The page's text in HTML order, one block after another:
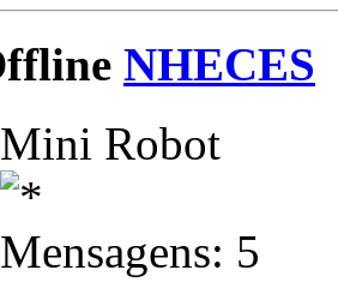
NHECES
Mini Robot
Mensagens: 5